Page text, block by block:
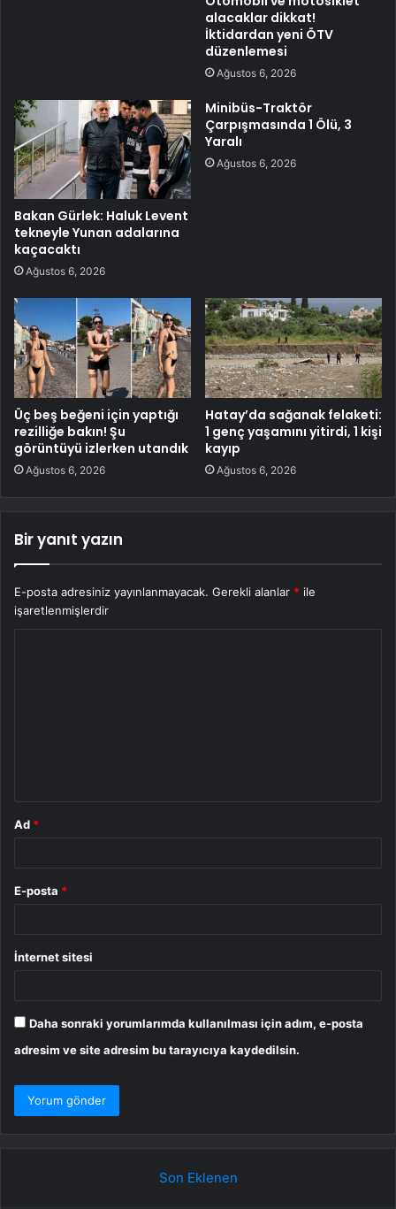
alacaklar dikkat!
İktidardan yeni ÖTV
düzenlemesi
Ağustos 6, 2026
Bakan Gürlek: Haluk Levent
tekneyle Yunan adalarına
kaçacaktı
Ağustos 6, 2026
Minibüs-Traktör
Çarpışmasında 1 Ölü, 3
Yaralı
Ağustos 6, 2026
Üç beş beğeni için yaptığı
rezilliğe bakın! Şu
görüntüyü izlerken utandık
Ağustos 6, 2026
Hatay’da sağanak felaketi:
1 genç yaşamını yitirdi, 1 kişi
kayıp
Ağustos 6, 2026
Bir yanıt yazın
E-posta adresiniz yayınlanmayacak. Gerekli alanlar * ile
işaretlenmişlerdir
Ad *
E-posta *
İnternet sitesi
Daha sonraki yorumlarımda kullanılması için adım, e-posta
adresim ve site adresim bu tarayıcıya kaydedilsin.
Son Eklenen